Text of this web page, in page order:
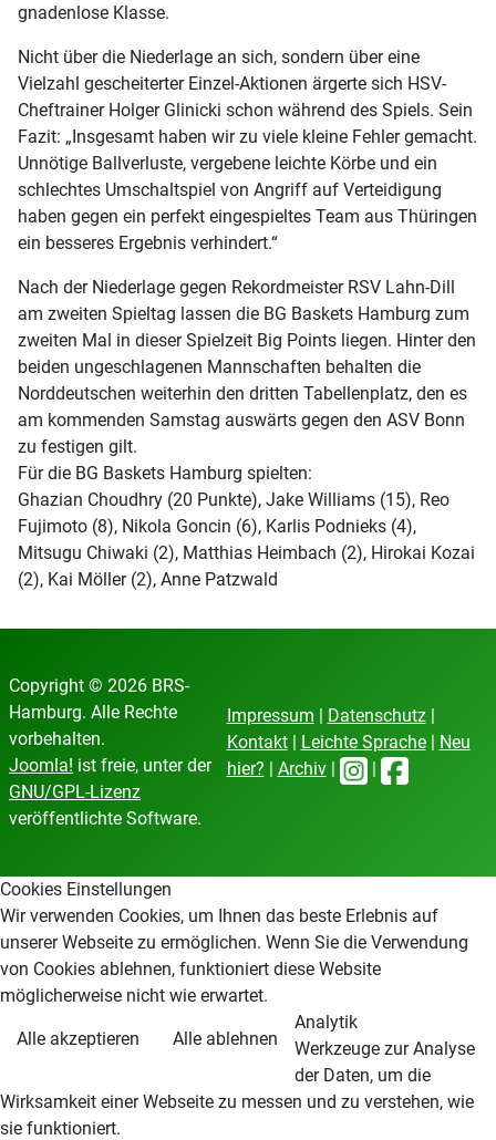
gnadenlose Klasse.
Nicht über die Niederlage an sich, sondern über eine
Vielzahl gescheiterter Einzel-Aktionen ärgerte sich HSV-
Cheftrainer Holger Glinicki schon während des Spiels. Sein
Fazit: „Insgesamt haben wir zu viele kleine Fehler gemacht.
Unnötige Ballverluste, vergebene leichte Körbe und ein
schlechtes Umschaltspiel von Angriff auf Verteidigung
haben gegen ein perfekt eingespieltes Team aus Thüringen
ein besseres Ergebnis verhindert.“
Nach der Niederlage gegen Rekordmeister RSV Lahn-Dill
am zweiten Spieltag lassen die BG Baskets Hamburg zum
zweiten Mal in dieser Spielzeit Big Points liegen. Hinter den
beiden ungeschlagenen Mannschaften behalten die
Norddeutschen weiterhin den dritten Tabellenplatz, den es
am kommenden Samstag auswärts gegen den ASV Bonn
zu festigen gilt.
Für die BG Baskets Hamburg spielten:
Ghazian Choudhry (20 Punkte), Jake Williams (15), Reo
Fujimoto (8), Nikola Goncin (6), Karlis Podnieks (4),
Mitsugu Chiwaki (2), Matthias Heimbach (2), Hirokai Kozai
(2), Kai Möller (2), Anne Patzwald
Copyright © 2026 BRS-
Hamburg. Alle Rechte
vorbehalten.
Joomla! ist freie, unter der
GNU/GPL-Lizenz
veröffentlichte Software.
Impressum Datenschutz|
Kontakt| Leichte Sprache|
Neu
hier?
Archiv|
Cookies Einstellungen
Wir verwenden Cookies, um Ihnen das beste Erlebnis auf
unserer Webseite zu ermöglichen. Wenn Sie die Verwendung
von Cookies ablehnen, funktioniert diese Website
möglicherweise nicht wie erwartet.
Alle akzeptieren Alle ablehnen
Analytik
Werkzeuge zur Analyse
der Daten, um die
Wirksamkeit einer Webseite zu messen und zu verstehen, wie
sie funktioniert.